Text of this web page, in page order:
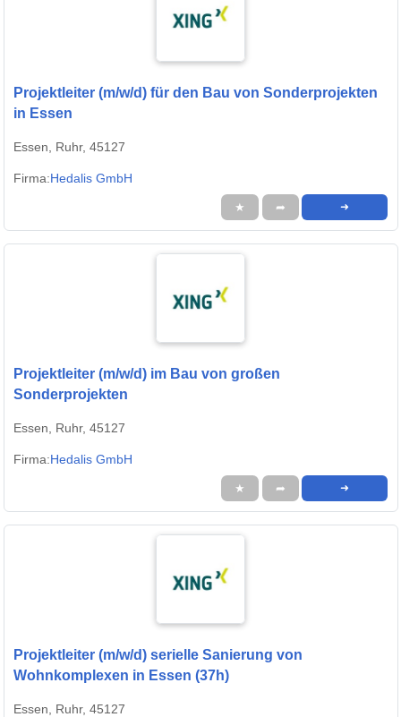
Projektleiter (m/w/d) für den Bau von Sonderprojekten
in Essen
Essen, Ruhr, 45127
Firma:Hedalis GmbH
★ ➦ ➜
Projektleiter (m/w/d) im Bau von großen
Sonderprojekten
Essen, Ruhr, 45127
Firma:Hedalis GmbH
★ ➦ ➜
Projektleiter (m/w/d) serielle Sanierung von
Wohnkomplexen in Essen (37h)
Essen, Ruhr, 45127